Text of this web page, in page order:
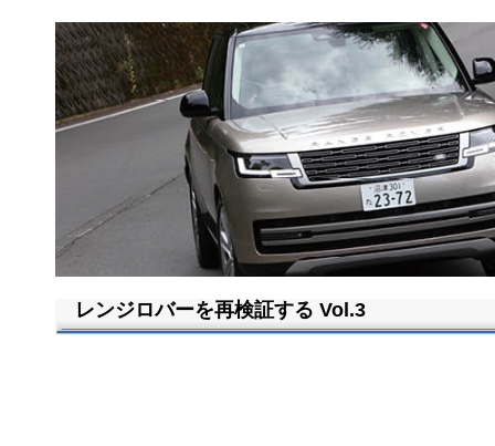
レンジロバーを再検証する Vol.3